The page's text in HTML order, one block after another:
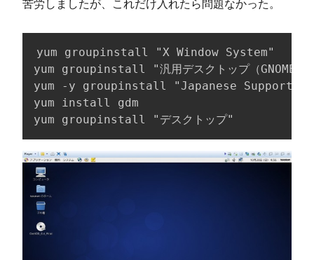
苦労しましたが、これだけ入れたら問題なかった。
yum groupinstall "X Window System"
yum groupinstall "汎用デスクトップ（GNOMEデ
yum -y groupinstall "Japanese Support"
yum install gdm
yum groupinstall "デスクトップ"